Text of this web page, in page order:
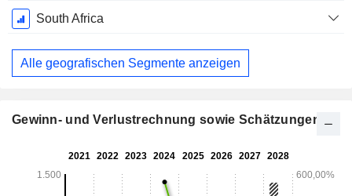
South Africa
Alle geografischen Segmente anzeigen
Gewinn- und Verlustrechnung sowie Schätzungen